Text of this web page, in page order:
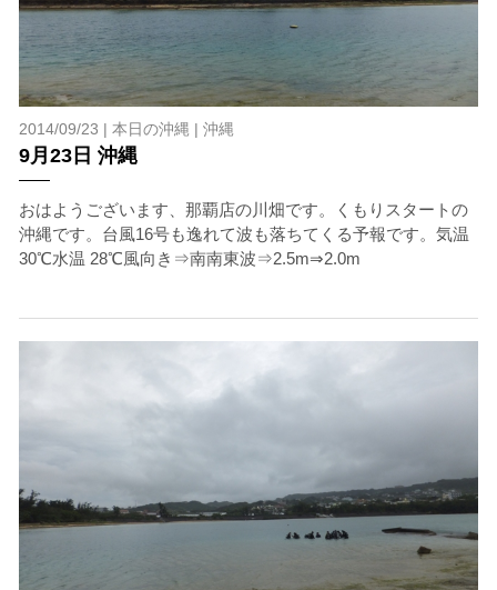
2014/09/23 | 本日の沖縄 | 沖縄
9月23日 沖縄
おはようございます、那覇店の川畑です。くもりスタートの
沖縄です。台風16号も逸れて波も落ちてくる予報です。気温
30℃水温 28℃風向き⇒南南東波⇒2.5m⇒2.0m